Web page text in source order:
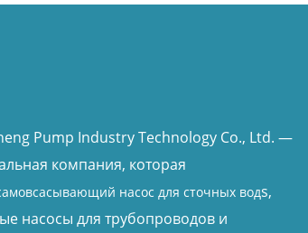
Pump Industry Technology Co., Ltd. —
компания, которая
насос для сточных водs,
насосы для трубопроводов и